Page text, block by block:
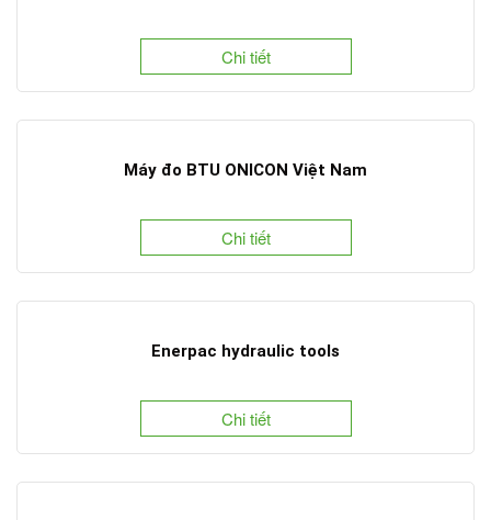
Chi tiết
Máy đo BTU ONICON Việt Nam
Chi tiết
Enerpac hydraulic tools
Chi tiết